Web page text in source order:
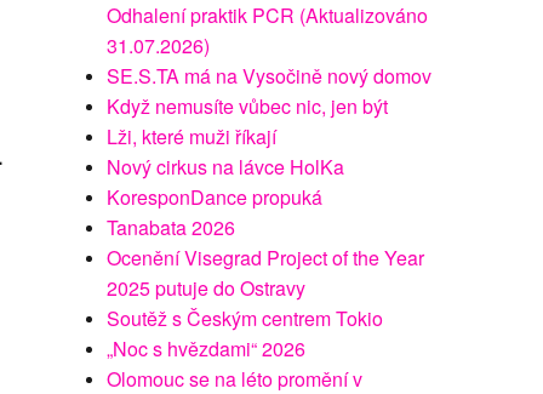
Odhalení praktik PCR (Aktualizováno
31.07.2026)
SE.S.TA má na Vysočině nový domov
Když nemusíte vůbec nic, jen být
Lži, které muži říkají
Nový cirkus na lávce HolKa
KoresponDance propuká
Tanabata 2026
Ocenění Visegrad Project of the Year
2025 putuje do Ostravy
Soutěž s Českým centrem Tokio
„Noc s hvězdami“ 2026
Olomouc se na léto promění v